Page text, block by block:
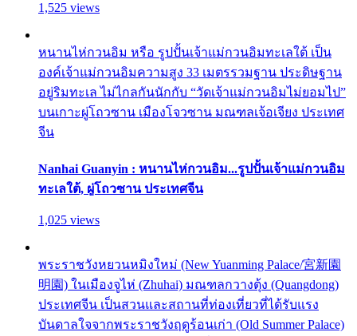
1,525 views
หนานไห่กวนอิม หรือ รูปปั้นเจ้าแม่กวนอิมทะเลใต้ เป็น
องค์เจ้าแม่กวนอิมความสูง 33 เมตรรวมฐาน ประดิษฐาน
อยู่ริมทะเล ไม่ไกลกันนักกับ “วัดเจ้าแม่กวนอิมไม่ยอมไป”
บนเกาะผู่โถวซาน เมืองโจวซาน มณฑลเจ้อเจียง ประเทศ
จีน
Nanhai Guanyin : หนานไห่กวนอิม...รูปปั้นเจ้าแม่กวนอิม
ทะเลใต้, ผู่โถวซาน ประเทศจีน
1,025 views
พระราชวังหยวนหมิงใหม่ (New Yuanming Palace/宮新園
明園) ในเมืองจูไห่ (Zhuhai) มณฑลกวางตุ้ง (Quangdong)
ประเทศจีน เป็นสวนและสถานที่ท่องเที่ยวที่ได้รับแรง
บันดาลใจจากพระราชวังฤดูร้อนเก่า (Old Summer Palace)